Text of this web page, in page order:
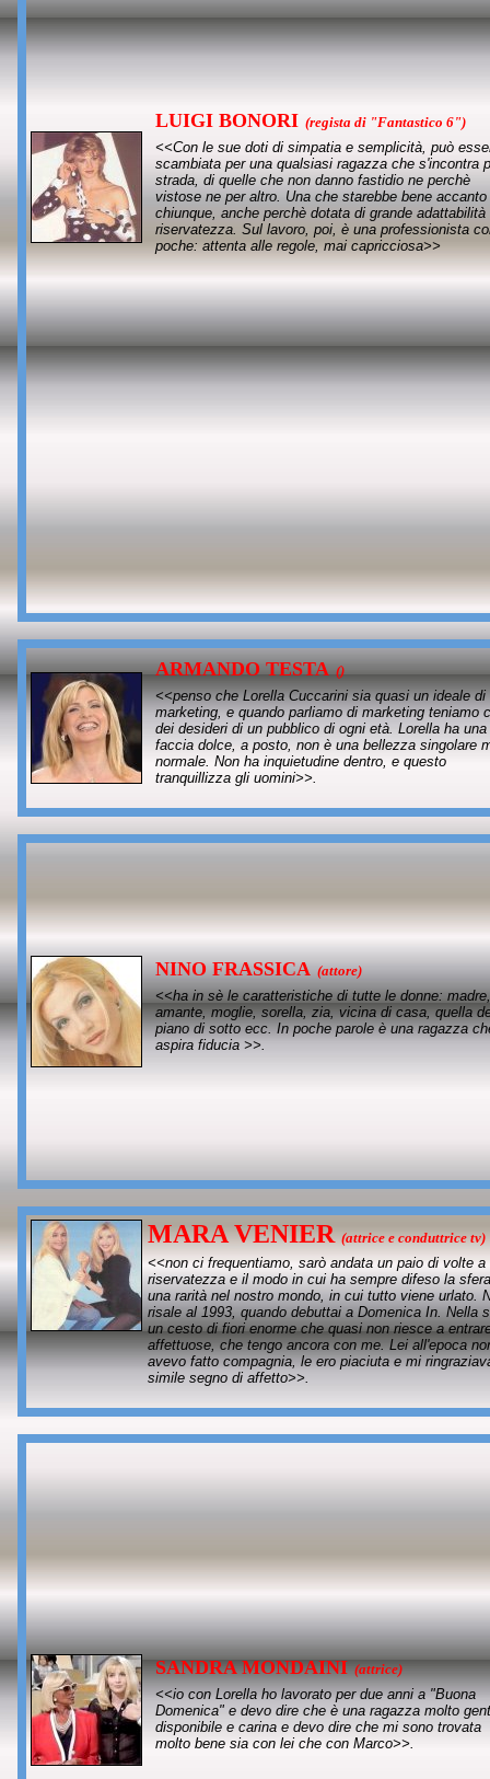
LUIGI BONORI (regista di "Fantastico 6")
<<Con le sue doti di simpatia e semplicità, può
scambiata per una qualsiasi ragazza che s'incontra
strada, di quelle che non danno fastidio ne perchè
vistose ne per altro. Una che starebbe bene accanto
chiunque, anche perchè dotata di grande adattabilità
riservatezza. Sul lavoro, poi, è una professionista
poche: attenta alle regole, mai capricciosa>>
ARMANDO TESTA ()
<<penso che Lorella Cuccarini sia quasi un ideale di
marketing, e quando parliamo di marketing teniamo
dei desideri di un pubblico di ogni età. Lorella ha una
faccia dolce, a posto, non è una bellezza singolare
normale. Non ha inquietudine dentro, e questo
tranquillizza gli uomini>>.
NINO FRASSICA (attore)
<<ha in sè le caratteristiche di tutte le donne: madre,
amante, moglie, sorella, zia, vicina di casa, quella
piano di sotto ecc. In poche parole è una ragazza
aspira fiducia >>.
MARA VENIER (attrice e conduttrice tv)
<<non ci frequentiamo, sarò andata un paio di volte
riservatezza e il modo in cui ha sempre difeso la
una rarità nel nostro mondo, in cui tutto viene urlato.
risale al 1993, quando debuttai a Domenica In. Nella
un cesto di fiori enorme che quasi non riesce a
affettuose, che tengo ancora con me. Lei all'epoca
avevo fatto compagnia, le ero piaciuta e mi
simile segno di affetto>>.
SANDRA MONDAINI (attrice)
<<io con Lorella ho lavorato per due anni a "Buona
Domenica" e devo dire che è una ragazza molto
disponibile e carina e devo dire che mi sono trovata
molto bene sia con lei che con Marco>>.